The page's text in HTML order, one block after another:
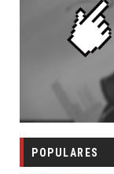
POPULARES